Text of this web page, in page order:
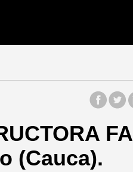
(Cauca).